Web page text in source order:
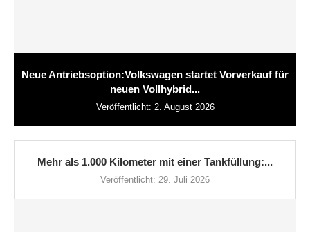
Neue Antriebsoption:Volkswagen startet Vorverkauf für
neuen Vollhybrid...
Veröffentlicht: 2. August 2026
Mehr als 1.000 Kilometer mit einer Tankfüllung:...
Veröffentlicht: 29. Juli 2026